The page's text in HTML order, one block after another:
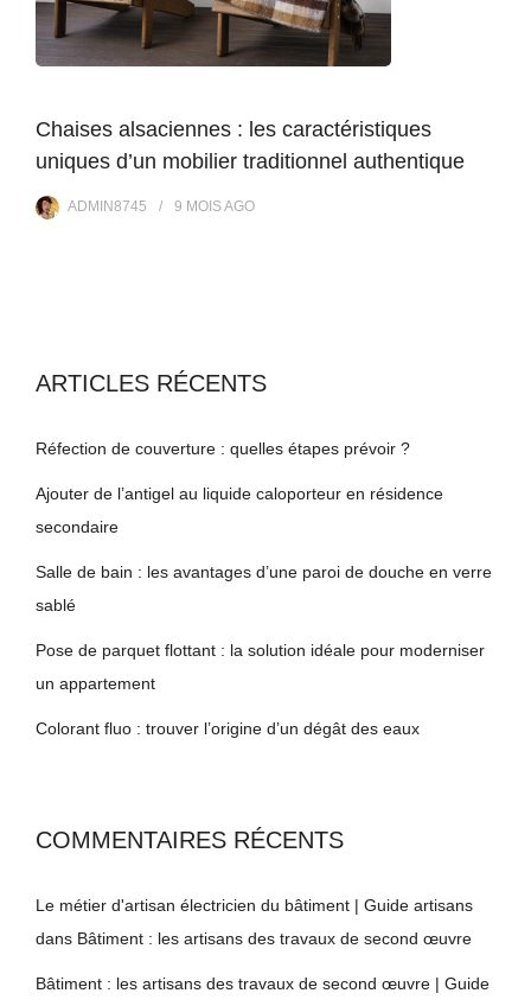
Chaises alsaciennes : les caractéristiques
uniques d’un mobilier traditionnel authentique
ADMIN8745 9 MOISAGO
ARTICLES RÉCENTS
Réfection de couverture : quelles étapes prévoir ?
Ajouter de l’antigel au liquide caloporteur en résidence
secondaire
Salle de bain : les avantages d’une paroi de douche en verre
sablé
Pose de parquet flottant : la solution idéale pour moderniser
un appartement
Colorant fluo : trouver l’origine d’un dégât des eaux
COMMENTAIRES RÉCENTS
Le métier d'artisan électricien du bâtiment | Guide artisans
dans Bâtiment : les artisans des travaux de second œuvre
Bâtiment : les artisans des travaux de second œuvre | Guide